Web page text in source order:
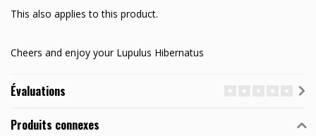
This also applies to this product.
Cheers and enjoy your Lupulus Hibernatus
Évaluations
Produits connexes